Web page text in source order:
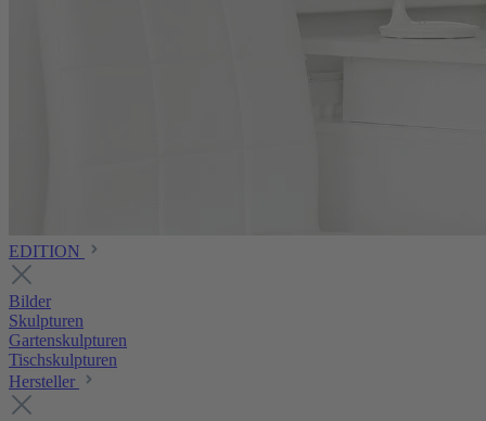
EDITION
Bilder
Skulpturen
Gartenskulpturen
Tischskulpturen
Hersteller